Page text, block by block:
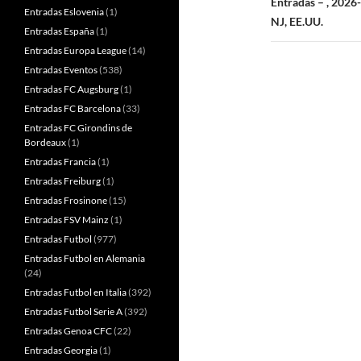
NJ, EE.UU.
Entradas Eslovenia(1)
Entradas España(1)
Entradas Europa League(14)
Entradas Eventos(538)
Entradas FC Augsburg(1)
Entradas FC Barcelona(33)
Entradas FC Girondins de
Bordeaux(1)
Entradas Francia(1)
Entradas Freiburg(1)
Entradas Frosinone(15)
Entradas FSV Mainz (1)
Entradas Futbol (977)
Entradas Futbol en Alemania
(24)
Entradas Futbol en Italia(392)
Entradas Futbol Serie A(392)
Entradas Genoa CFC(22)
Entradas Georgia(1)